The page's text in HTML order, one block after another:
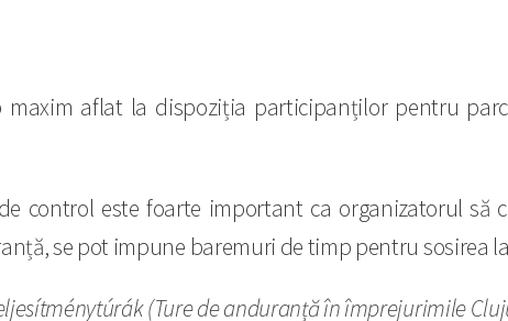
aflat la dispoziția participanților pentru
control este foarte important ca organizatorul să
se pot impune baremuri de timp pentru sosirea
(Ture de anduranță în împrejurimile